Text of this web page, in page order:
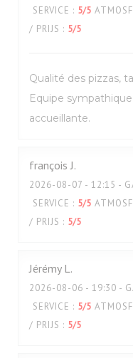
SERVICE : 5/5
/ PRIJS : 5/5
Qualité des pizzas,
Equipe
accueillante.
françois J
2026-08-07 - 12:15 -
SERVICE : 5/5
/ PRIJS : 5/5
Jérémy L
2026-08-06 - 19:30 -
SERVICE : 5/5
/ PRIJS : 5/5